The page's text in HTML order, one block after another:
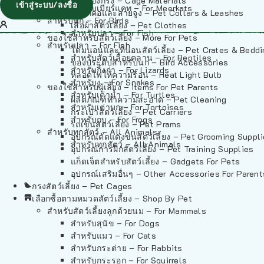
ปลอกคอและสายจูง – Pet Collars & Leashes
เสื้อผ้าสัตว์เลี้ยง – Pet Clothes
ของใช้สำหรับสัตว์เลี้ยง – More For Pets
โดมนอนและที่นอนสัตว์เลี้ยง – Pet Crates &
ของประดับสำหรับนก – Bird Accessories
หลอดไฟให้ความร้อน – Heat Light Bulb
ของใช้สำหรับผู้เลี้ยง – Items For Pet Parents
ผลิตภัณฑ์ทำความสะอาด – Pet Cleaning
กระเป๋าสัตว์เลี้ยง – Pet Carriers
รถเข็นสัตว์เลี้ยง – Pet Prams
อุปกรณ์ตัดแต่งขนสัตว์เลี้ยง – Pet Grooming
อุปกรณ์การฝึกสัตว์เลี้ยง – Pet Training Supplies
แก็ดเจ็ตสำหรับสัตว์เลี้ยง – Gadgets For Pets
อุปกรณ์เสริมอื่นๆ – Other Accessories For
กรงสัตว์เลี้ยง – Pet Cages
เลือกซื้อตามหมวดสัตว์เลี้ยง – Shop By Pet
สำหรับสัตว์เลี้ยงลูกด้วยนม – For Mammals
สำหรับสุนัข – For Dogs
สำหรับแมว – For Cats
สำหรับกระต่าย – For Rabbits
สำหรับกระรอก – For Squirrels
สำหรับเมียร์แคท – For Meerkats
สำหรับนก – For Birds
สำหรับปลา – For Fish
สำหรับปลา – For Fish
สำหรับสัตว์เลื้อยคลาน – For Reptiles
สำหรับกิ้งก่า – For Lizards
สำหรับงู – For Snakes
สำหรับเต่าน้ำ – For Turtles
สำหรับเต่าบก – For Tortoises
สำหรับกบ – For Frogs
สำหรับทุกสัตว์ – All Animals
สำหรับทุกสัตว์ – All Animals
เข้าสู่ระบบ/ลงชื่อ